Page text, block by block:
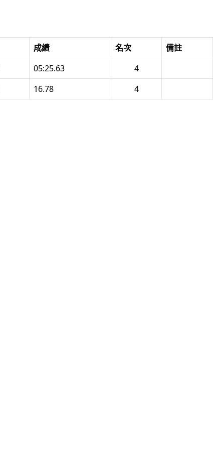
成績 名次
備註
05:25.63
4
16.78 4